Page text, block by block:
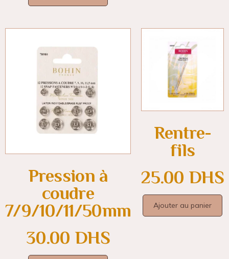
Pression à
coudre
7/9/10/11/50mm
30.00 DHS
Rentre-
fils
25.00 DHS
Ajouter au panier